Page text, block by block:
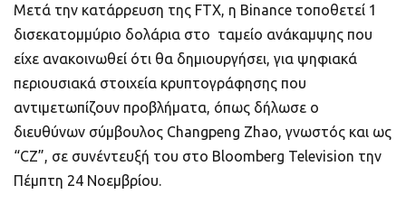
Μετά την κατάρρευση της FTX, η Binance τοποθετεί 1
δισεκατομμύριο δολάρια στο ταμείο ανάκαμψης που
είχε ανακοινωθεί ότι θα δημιουργήσει, για ψηφιακά
περιουσιακά στοιχεία κρυπτογράφησης που
αντιμετωπίζουν προβλήματα, όπως δήλωσε ο
διευθύνων σύμβουλος Changpeng Zhao, γνωστός και ως
“CZ”, σε συνέντευξή του στο Bloomberg Television την
Πέμπτη 24 Νοεμβρίου.